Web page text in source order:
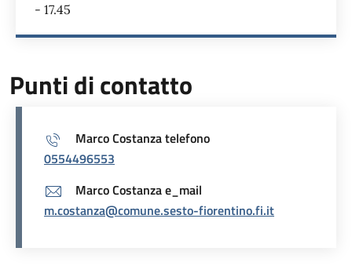
- 17.45
Punti di contatto
Marco Costanza telefono
0554496553
Marco Costanza e_mail
m.costanza@comune.sesto-fiorentino.fi.it